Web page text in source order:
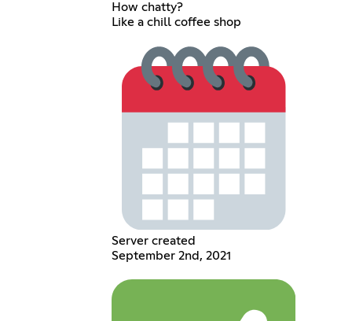
How chatty?
Like a chill coffee shop
Server created
September 2nd, 2021